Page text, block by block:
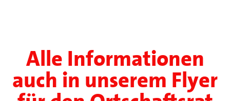
Alle Informationen
auch in unserem Flyer